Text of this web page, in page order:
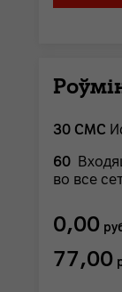
30 СМС
60
во все
0,00
77,00